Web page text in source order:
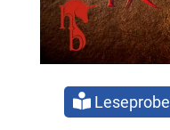
Leseprobe